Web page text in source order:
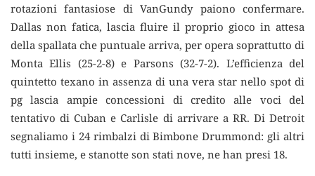
rotazioni fantasiose di VanGundy paiono confermare.
Dallas non fatica, lascia fluire il proprio gioco in attesa
della spallata che puntuale arriva, per opera soprattutto di
Monta Ellis (25-2-8) e Parsons (32-7-2). L’efficienza del
quintetto texano in assenza di una vera star nello spot di
pg lascia ampie concessioni di credito alle voci del
tentativo di Cuban e Carlisle di arrivare a RR. Di Detroit
segnaliamo i 24 rimbalzi di Bimbone Drummond: gli altri
tutti insieme, e stanotte son stati nove, ne han presi 18.